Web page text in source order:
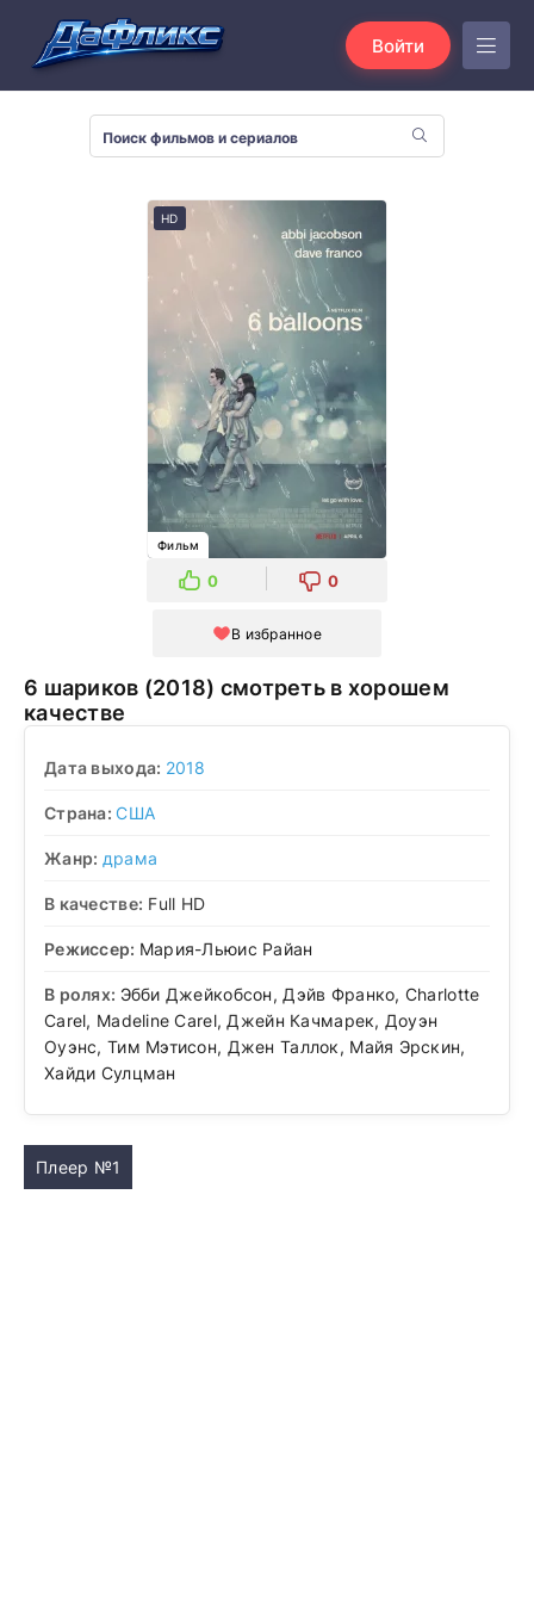
Войти
HD
Фильм
0 0
В избранное
6 шариков (2018) смотреть в хорошем
качестве
Дата выхода: 2018
Страна:США
Жанр: драма
В качестве: Full HD
Режиссер: Мария-Льюис Райан
В ролях: Эбби Джейкобсон, Дэйв Франко, Charlotte
Carel, Madeline Carel, Джейн Качмарек, Доуэн
Оуэнс, Тим Мэтисон, Джен Таллок, Майя Эрскин,
Хайди Сулцман
Плеер №1